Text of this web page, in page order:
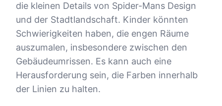
die kleinen Details von Spider-Mans Design
und der Stadtlandschaft. Kinder könnten
Schwierigkeiten haben, die engen Räume
auszumalen, insbesondere zwischen den
Gebäudeumrissen. Es kann auch eine
Herausforderung sein, die Farben innerhalb
der Linien zu halten.